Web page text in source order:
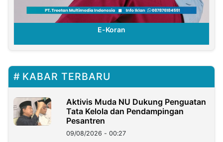
E-Koran
KABAR TERBARU
Aktivis Muda NU Dukung Penguatan
Tata Kelola dan Pendampingan
Pesantren
09/08/2026 - 00:27